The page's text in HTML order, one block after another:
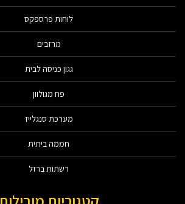
לוחות פרספקס
מרזבים
גגון כניסה לבית
פח מגולוון
מערכת סנגלייז
חממה ביתית
רשתות ברזל